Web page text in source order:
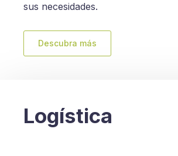
sus necesidades.
Descubra más
Logística